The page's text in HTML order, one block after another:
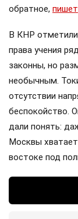
обратное, пишет
В КНР
права учения
законны, но
необычным.
отсутствии
беспокойство.
дали понять:
Москвы
востоке под